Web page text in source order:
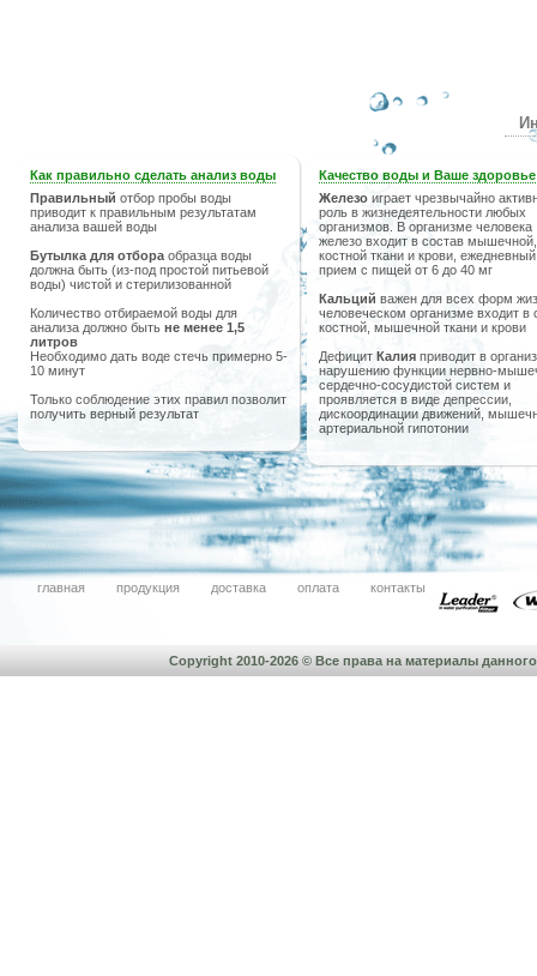
Как правильно сделать анализ воды
Правильный отбор пробы воды
приводит к правильным результатам
анализа вашей воды
Бутылка для отбора образца воды
должна быть (из-под простой питьевой
воды) чистой и стерилизованной
Количество отбираемой воды для
анализа должно быть не менее 1,5
литров
Необходимо дать воде стечь примерно 5-
10 минут
Только соблюдение этих правил позволит
получить верный результат
Качество воды и Ваше здоровье
Железо играет чрезвычайно
роль в жизнедеятельности любых
организмов. В организме человека
железо входит в состав мышечной,
костной ткани и крови, ежедневный
прием с пищей от 6 до 40 мг
Кальций важен для всех форм
человеческом организме входит в
костной, мышечной ткани и крови
Дефицит Калия приводит в
нарушению функции нервно-
сердечно-сосудистой систем и
проявляется в виде депрессии,
дискоординации движений,
артериальной гипотонии
главная продукция доставка оплата контакты
Copyright 2010-2026 © Все права на материалы